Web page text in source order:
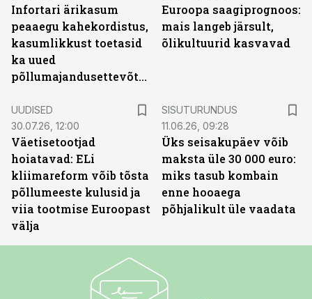
Infortari ärikasum
peaaegu kahekordistus,
kasumlikkust toetasid
ka uued
põllumajandusettevõtted
Euroopa saagiprognoos:
mais langeb järsult,
õlikultuurid kasvavad
UUDISED
30.07.26, 12:00
Väetisetootjad
hoiatavad: ELi
kliimareform võib tõsta
põllumeeste kulusid ja
viia tootmise Euroopast
välja
SISUTURUNDUS
11.06.26, 09:28
Üks seisakupäev võib
maksta üle 30 000 euro:
miks tasub kombain
enne hooaega
põhjalikult üle vaadata